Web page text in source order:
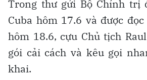
Trong thư gửi Bộ Chính trị
Cuba hôm 17.6 và được
hôm 18.6, cựu Chủ tịch
gói cải cách và kêu gọi
khai.